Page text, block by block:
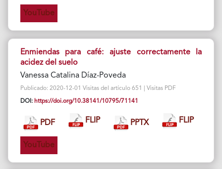
YouTube
Enmiendas para café: ajuste correctamente la
acidez del suelo
Vanessa Catalina Díaz-Poveda
Publicado: 2020-12-01 Visitas del artículo 651 | Visitas PDF
DOI: https://doi.org/10.38141/10795/71141
PDF FLIP PPTX FLIP
YouTube